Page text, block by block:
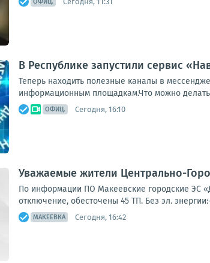
В Республике запустили сервис
Теперь находить полезные каналы в
информационным площадкам.Что можно делать
ОФИЦ. Сегодня, 16:10
Уважаемые жители Центрально-
По информации ПО Макеевские городские ЭС
отключение, обесточены 45 ТП. Без эл.
МАКЕЕВКА Сегодня, 16:42